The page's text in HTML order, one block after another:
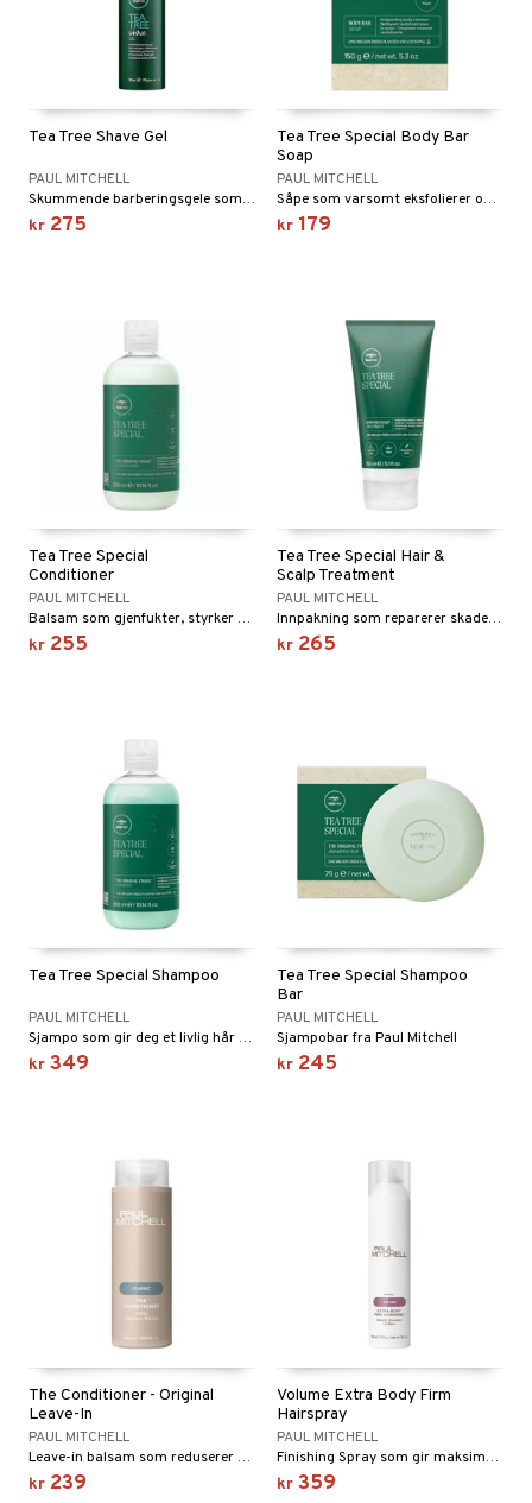
Tea Tree Shave Gel
PAUL MITCHELL
Skummende barberingsgele som gjenfukter og beskydtter huden ved barbering.
kr 275
Tea Tree Special Body Bar
Soap
PAUL MITCHELL
Såpe som varsomt eksfolierer og styrker huden med Tea Tree Oil.
kr 179
Tea Tree Special
Conditioner
PAUL MITCHELL
Balsam som gjenfukter, styrker skadet hår og forebygger kløvde topper.
kr 255
Tea Tree Special Hair &
Scalp Treatment
PAUL MITCHELL
Innpakning som reparerer skadet, tørt hår og beskytter håret.
kr 265
Tea Tree Special Shampoo
PAUL MITCHELL
Sjampo som gir deg et livlig hår fylt med glans og gir en deilig lavendelduft.
kr 349
Tea Tree Special Shampoo
Bar
PAUL MITCHELL
Sjampobar fra Paul Mitchell
kr 245
The Conditioner - Original
Leave-In
PAUL MITCHELL
Leave-in balsam som reduserer statisk hår og forebygger et tørt hår.
kr 239
Volume Extra Body Firm
Hairspray
PAUL MITCHELL
Finishing Spray som gir maksimal kontroll og volum samt holder din frisyre på plass hele dagen.
kr 359